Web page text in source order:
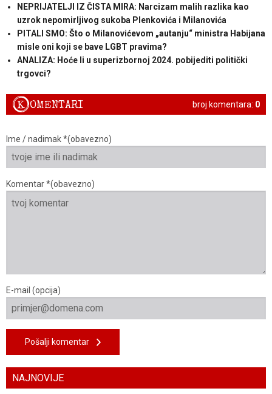
NEPRIJATELJI IZ ČISTA MIRA: Narcizam malih razlika kao
uzrok nepomirljivog sukoba Plenkovića i Milanovića
PITALI SMO: Što o Milanovićevom „autanju“ ministra Habijana
misle oni koji se bave LGBT pravima?
ANALIZA: Hoće li u superizbornoj 2024. pobijediti politički
trgovci?
broj komentara: 0
KOMENTARI
Ime / nadimak *(obavezno)
Komentar *(obavezno)
E-mail (opcija)
Pošalji komentar
NAJNOVIJE